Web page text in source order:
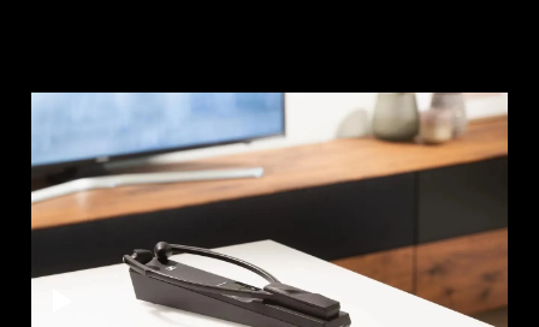
AMBEO-onderdelen en accessoires
Ontdekken